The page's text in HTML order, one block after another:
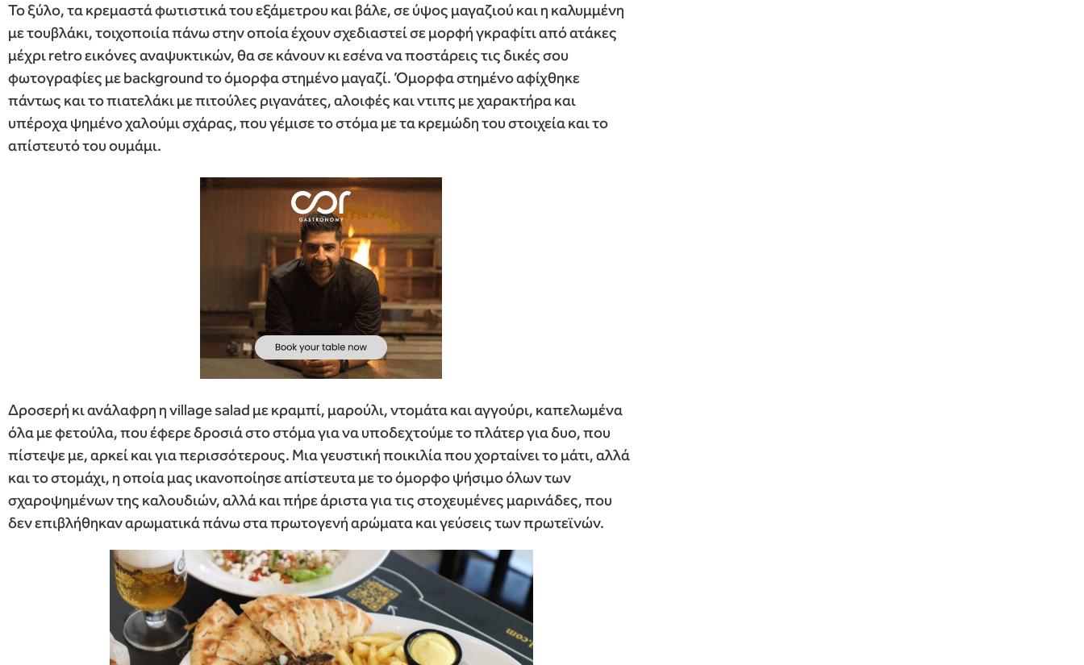
Το ξύλο, τα κρεμαστά φωτιστικά του εξάμετρου και βάλε, σε ύψος μαγαζιού και η καλυμμένη
με τουβλάκι, τοιχοποιία πάνω στην οποία έχουν σχεδιαστεί σε μορφή γκραφίτι από ατάκες
μέχρι retro εικόνες αναψυκτικών, θα σε κάνουν κι εσένα να ποστάρεις τις δικές σου
φωτογραφίες με background το όμορφα στημένο μαγαζί. Όμορφα στημένο αφίχθηκε
πάντως και το πιατελάκι με πιτούλες ριγανάτες, αλοιφές και ντιπς με χαρακτήρα και
υπέροχα ψημένο χαλούμι σχάρας, που γέμισε το στόμα με τα κρεμώδη του στοιχεία και το
απίστευτό του ουμάμι.
Δροσερή κι ανάλαφρη η village salad με κραμπί, μαρούλι, ντομάτα και αγγούρι, καπελωμένα
όλα με φετούλα, που έφερε δροσιά στο στόμα για να υποδεχτούμε το πλάτερ για δυο, που
πίστεψε με, αρκεί και για περισσότερους. Μια γευστική ποικιλία που χορταίνει το μάτι, αλλά
και το στομάχι, η οποία μας ικανοποίησε απίστευτα με το όμορφο ψήσιμο όλων των
σχαροψημένων της καλουδιών, αλλά και πήρε άριστα για τις στοχευμένες μαρινάδες, που
δεν επιβλήθηκαν αρωματικά πάνω στα πρωτογενή αρώματα και γεύσεις των πρωτεϊνών.